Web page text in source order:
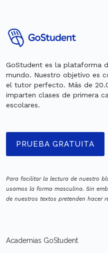
GoStudent es la plataforma
mundo. Nuestro objetivo es
el tutor perfecto. Más de
imparten clases de primera
escolares.
PRUEBA GRATUITA
Para facilitar la lectura de nuestro
usamos la forma masculina. Sin
de nuestros textos pretenden hacer
Academias GoStudent